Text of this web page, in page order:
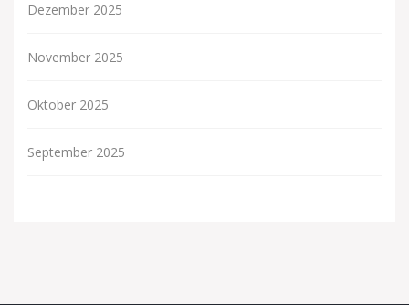
Dezember 2025
November 2025
Oktober 2025
September 2025